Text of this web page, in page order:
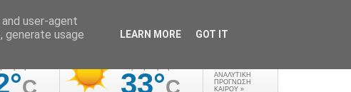
user-agent
generate usage
LEARN MORE GOT IT